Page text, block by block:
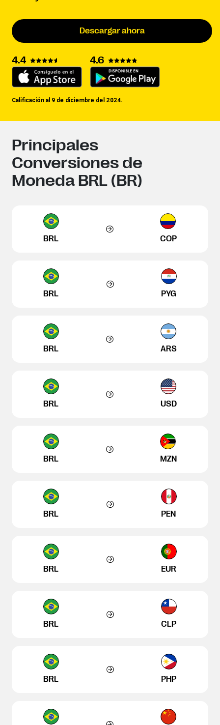
Descargar ahora
4.4 4.6
Calificación al 9 de diciembre del 2024.
Principales
Conversiones de
Moneda BRL (BR)
BRL COP
BRL PYG
BRL ARS
BRL USD
BRL MZN
BRL PEN
BRL EUR
BRL CLP
BRL PHP